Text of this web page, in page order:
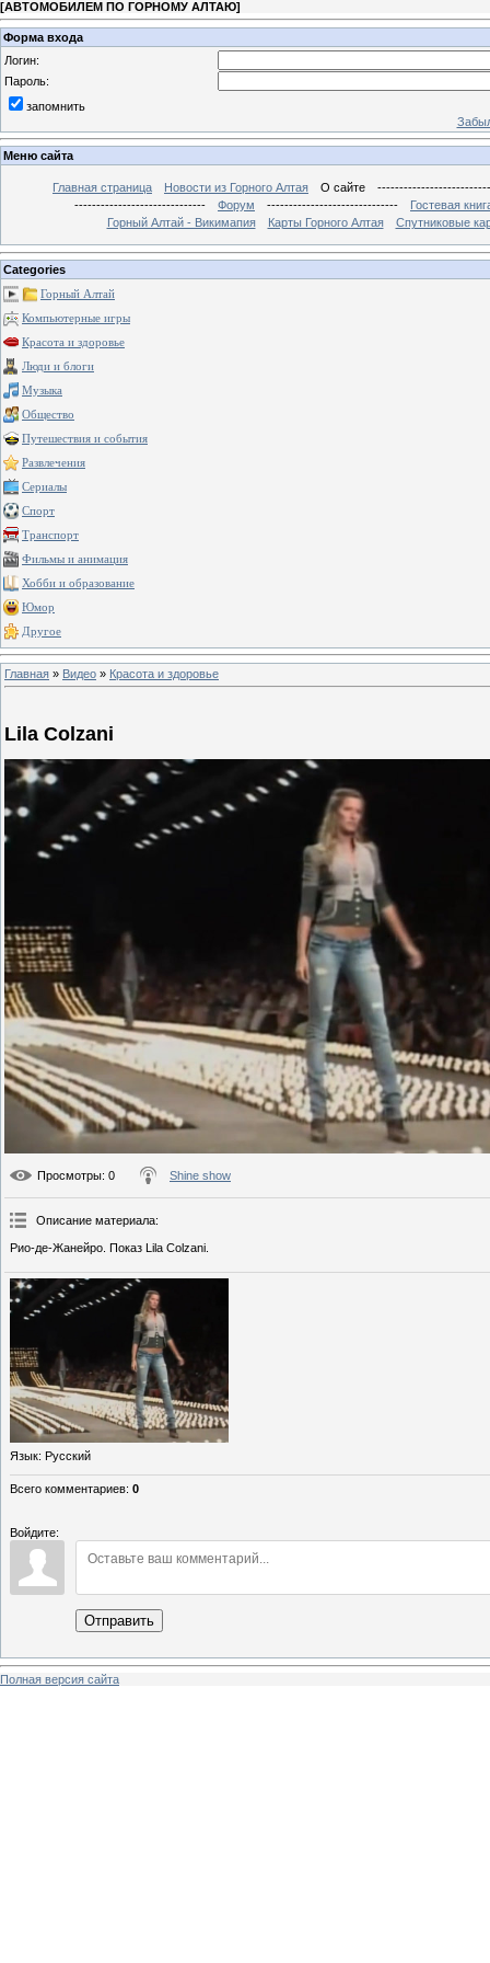
[АВТОМОБИЛЕМ ПО ГОРНОМУ АЛТАЮ]
Форма входа
Логин:
Пароль:
запомнить
Меню сайта
Главная страница Новости из Горного Алтая О сайте
------------------------------
Форум ------------------------------
Гостевая
Горный Алтай - Викимапия
Карты Горного Алтая Спутниковые
Categories
Горный Алтай
Компьютерные игры
Красота и здоровье
Люди и блоги
Музыка
Общество
Путешествия и события
Развлечения
Сериалы
Спорт
Транспорт
Фильмы и анимация
Хобби и образование
Юмор
Другое
Главная » Видео » Красота и здоровье
Lila Colzani
Просмотры: 0 Shine show
Описание материала:
Рио-де-Жанейро. Показ Lila Colzani.
Язык: Русский
Всего комментариев: 0
Войдите:
Отправить
Полная версия сайта